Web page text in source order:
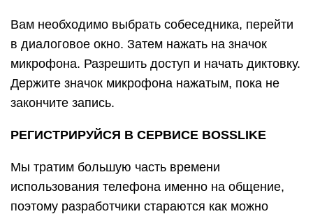
Вам необходимо выбрать собеседника, перейти
в диалоговое окно. Затем нажать на значок
микрофона. Разрешить доступ и начать диктовку.
Держите значок микрофона нажатым, пока не
закончите запись.
РЕГИСТРИРУЙСЯ В СЕРВИСЕ BOSSLIKE
Мы тратим большую часть времени
использования телефона именно на общение,
поэтому разработчики стараются как можно